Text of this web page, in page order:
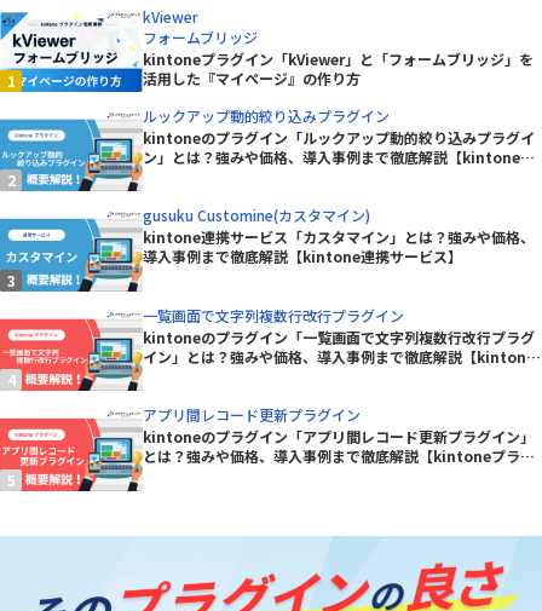
kViewer
フォームブリッジ
kintoneプラグイン「kViewer」と「フォームブリッジ」を
活用した『マイページ』の作り方
ルックアップ動的絞り込みプラグイン
kintoneのプラグイン「ルックアップ動的絞り込みプラグイ
ン」とは？強みや価格、導入事例まで徹底解説【kintoneプ
gusuku Customine(カスタマイン)
kintone連携サービス「カスタマイン」とは？強みや価格、
導入事例まで徹底解説【kintone連携サービス】
一覧画面で文字列複数行改行プラグイン
kintoneのプラグイン「一覧画面で文字列複数行改行プラグ
イン」とは？強みや価格、導入事例まで徹底解説【kintone
アプリ間レコード更新プラグイン
kintoneのプラグイン「アプリ間レコード更新プラグイン」
とは？強みや価格、導入事例まで徹底解説【kintoneプラグ